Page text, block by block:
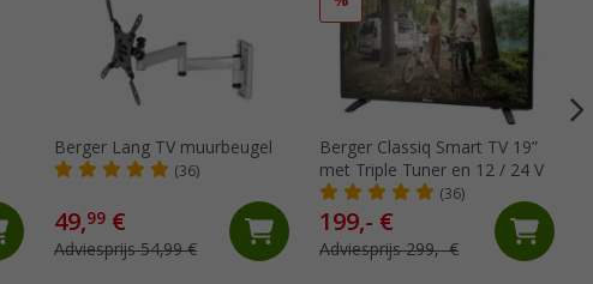
Berger Lang TV muurbeugel
(36)
49,99 €
Adviesprijs 54,99 €
Berger Classiq Smart TV 19”
met Triple Tuner en 12 / 24 V
(36)
199,- €
Adviesprijs 299,- €